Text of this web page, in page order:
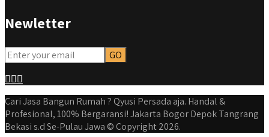
Newletter
Cari Jasa Bangun Rumah ? Qyusi Persada aja. Handal &
Profesional, 100% Bergaransi! Jakarta Bogor Depok Tangrang
Bekasi s.d Se-Pulau Jawa © Copyright 2026.